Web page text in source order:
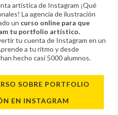
artística de Instagram ¡Qué
La agencia de ilustración
un curso online para que
tu portfolio artístico.
tu cuenta de Instagram en un
a tu ritmo y desde
hecho casi 5000 alumnos.
SOBRE PORTFOLIO
EN INSTAGRAM